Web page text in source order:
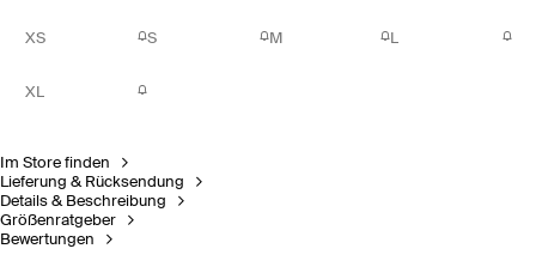
XS S M L
XL
Im Store finden
Lieferung & Rücksendung
Details & Beschreibung
Größenratgeber
Bewertungen